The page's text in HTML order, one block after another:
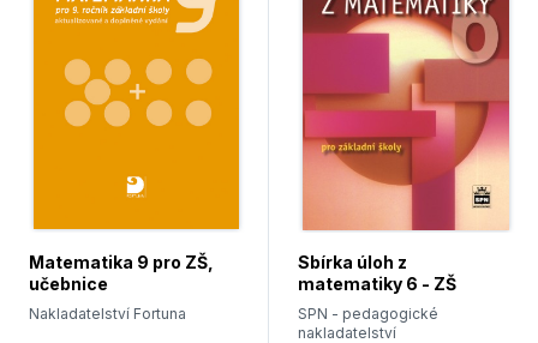
Matematika 9 pro ZŠ,
učebnice
Nakladatelství Fortuna
Sbírka úloh z
matematiky 6 - ZŠ
SPN - pedagogické
nakladatelství